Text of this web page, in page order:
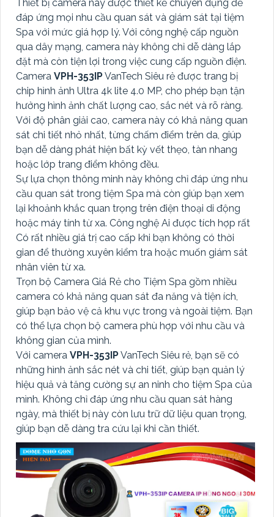
Thiết bị camera này được thiết kế chuyên dụng để
đáp ứng mọi nhu cầu quan sát và giám sát tại tiệm
Spa với mức giá hợp lý. Với công nghệ cấp nguồn
qua dây mạng, camera này không chỉ dễ dàng lắp
đặt mà còn tiện lợi trong việc cung cấp nguồn điện.
Camera VPH-353IPVanTech Siêu rẻ được trang bị
chip hình ảnh Ultra 4k lite 4.0 MP, cho phép bạn tận
hưởng hình ảnh chất lượng cao, sắc nét và rõ ràng.
Với độ phân giải cao, camera này có khả năng quan
sát chi tiết nhỏ nhất, từng chấm điểm trên da, giúp
bạn dễ dàng phát hiện bất kỳ vết thẹo, tàn nhang
hoặc lớp trang điểm không đều.
Sự lựa chọn thông minh này không chỉ đáp ứng nhu
cầu quan sát trong tiệm Spa mà còn giúp bạn xem
lại khoảnh khắc quan trọng trên điện thoại di động
hoặc máy tính từ xa. Công nghệ Ai được tích hợp rất
Có rất nhiều giá trị cao cấp khi bạn không có thời
gian để thường xuyên kiểm tra hoặc muốn giám sát
nhân viên từ xa.
Trọn bộ Camera Giá Rẻ cho Tiệm Spa gồm nhiều
camera có khả năng quan sát đa năng và tiện ích,
giúp bạn bảo vệ cả khu vực trong và ngoài tiệm. Bạn
có thể lựa chọn bộ camera phù hợp với nhu cầu và
không gian của mình.
Với camera VPH-353IPVanTech Siêu rẻ, bạn sẽ có
những hình ảnh sắc nét và chi tiết, giúp bạn quản lý
hiệu quả và tăng cường sự an ninh cho tiệm Spa của
mình. Không chỉ đáp ứng nhu cầu quan sát hàng
ngày, mà thiết bị này còn lưu trữ dữ liệu quan trọng,
giúp bạn dễ dàng tra cứu lại khi cần thiết.